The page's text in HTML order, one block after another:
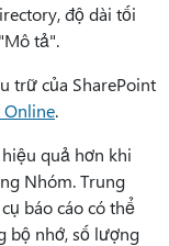
độ dài tối
tả".
trữ của SharePoint
Online.
quả hơn khi
Nhóm. Trung
báocáo có thể
bộ nhớ, số lượng